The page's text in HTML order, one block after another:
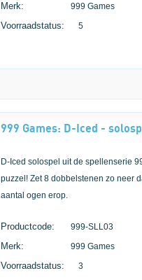
Merk: 999 Games
Voorraadstatus: 5
999 Games: D-Iced -
D-Iced solospel uit de spellenserie
puzzel! Zet 8 dobbelstenen zo neer
aantal ogen erop.
Productcode: 999-SLL03
Merk: 999 Games
Voorraadstatus: 3